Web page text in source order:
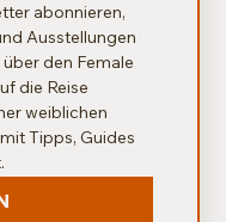
abonnieren,
Ausstellungen
den Female
die Reise
weiblichen
Tipps, Guides